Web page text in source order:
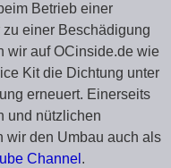
Betrieb einer
einer Beschädigung
wir auf OCinside.de wie
Kit die Dichtung unter
erneuert. Einerseits
und nützlichen
wir den Umbau auch als
Channel .